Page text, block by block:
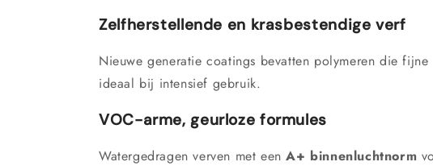
Zelfherstellende en krasbestendige verf
Nieuwe generatie coatings bevatten polymeren die
ideaal bij intensief gebruik.
VOC-arme, geurloze formules
Watergedragen verven met eenA+ binnenluchtnorm